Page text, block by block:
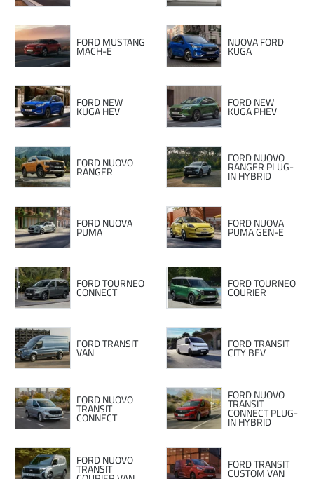
FORD MUSTANG
MACH-E
NUOVA FORD
KUGA
FORD NEW
KUGA HEV
FORD NEW
KUGA PHEV
FORD NUOVO
RANGER
FORD NUOVO
RANGER PLUG-
IN HYBRID
FORD NUOVA
PUMA
FORD NUOVA
PUMA GEN-E
FORD TOURNEO
CONNECT
FORD TOURNEO
COURIER
FORD TRANSIT
VAN
FORD TRANSIT
CITY BEV
FORD NUOVO
TRANSIT
CONNECT
FORD NUOVO
TRANSIT
CONNECT PLUG-
IN HYBRID
FORD NUOVO
TRANSIT FORD TRANSIT
CUSTOM VAN